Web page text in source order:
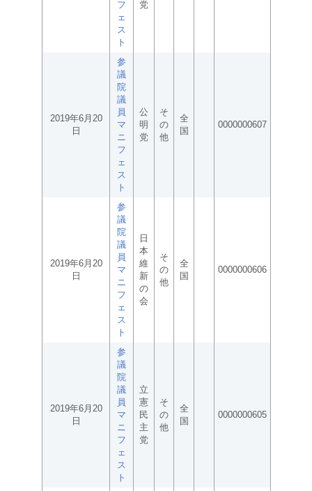
フ
ェ
ス
ト
党
2019年6月20
日
参
議
院
議
員
マ
ニ
フ
ェ
ス
ト
公
明
党
そ
の
他
全
国
0000000607
2019年6月20
日
参
議
院
議
員
マ
ニ
フ
ェ
ス
ト
日
本
維
新
の
会
そ
の
他
全
国
0000000606
2019年6月20
日
参
議
院
議
員
マ
ニ
フ
ェ
ス
ト
立
憲
民
主
党
そ
の
他
全
国
0000000605